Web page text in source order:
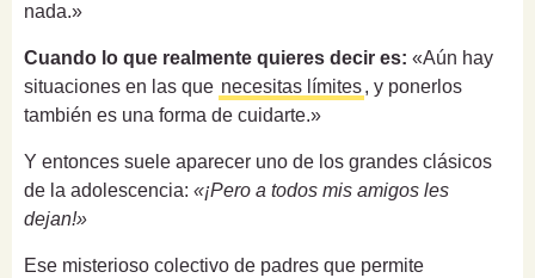
nada.»
Cuando lo que realmente quieres decir es: «Aún hay
situaciones en las que necesitas límites, y ponerlos
también es una forma de cuidarte.»
Y entonces suele aparecer uno de los grandes clásicos
de la adolescencia: «¡Pero a todos mis amigos les
dejan!»
Ese misterioso colectivo de padres que permite